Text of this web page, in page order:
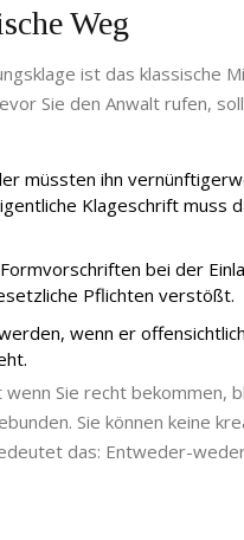
Weg
ist das klassische
Sie den Anwalt rufen,
müssten ihn
Klageschrift muss
bei der
Pflichten verstößt.
wenn er
Sie recht bekommen,
Sie können keine
das: Entweder-